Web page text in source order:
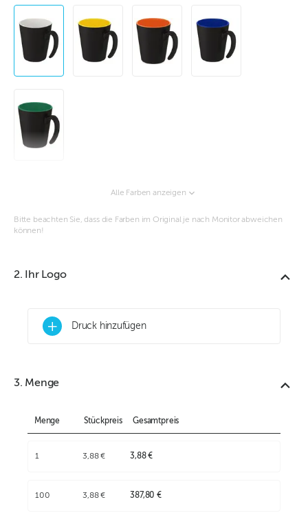
Alle Farben anzeigen
Bitte beachten Sie, dass die Farben im Original je nach Monitor abweichen
können!
2. Ihr Logo
+ Druck hinzufügen
3. Menge
Menge Stückpreis Gesamtpreis
1 3,88 € 3,88 €
100 3,88 € 387,80 €